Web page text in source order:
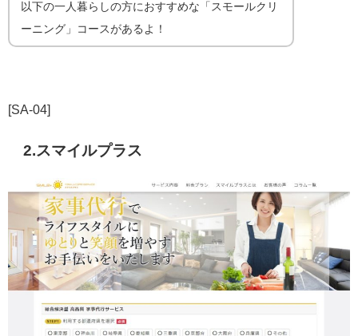
以下の一人暮らしの方におすすめな「スモールクリ
ーニング」コースがあるよ！
[SA-04]
2.スマイルプラス